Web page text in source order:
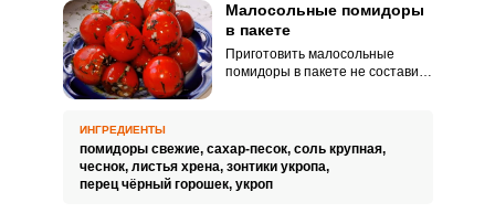
Малосольные помидоры
в пакете
Приготовить малосольные
помидоры в пакете не составит
знать правильное соотношение
всех ингредиентов.
ИНГРЕДИЕНТЫ
помидоры свежие, сахар-песок, соль крупная,
чеснок, листья хрена, зонтики укропа,
перец чёрный горошек, укроп